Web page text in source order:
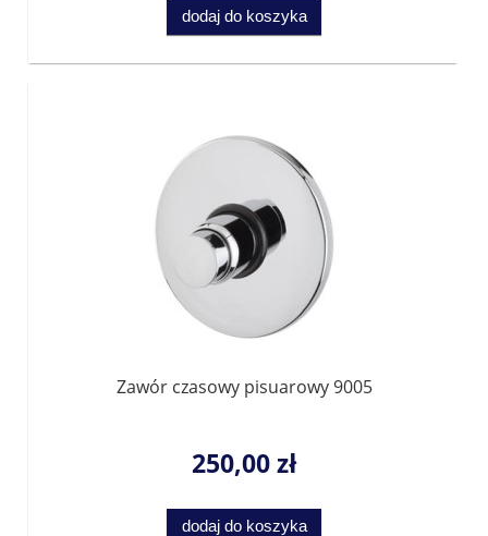
dodaj do koszyka
Zawór czasowy pisuarowy 9005
250,00 zł
dodaj do koszyka